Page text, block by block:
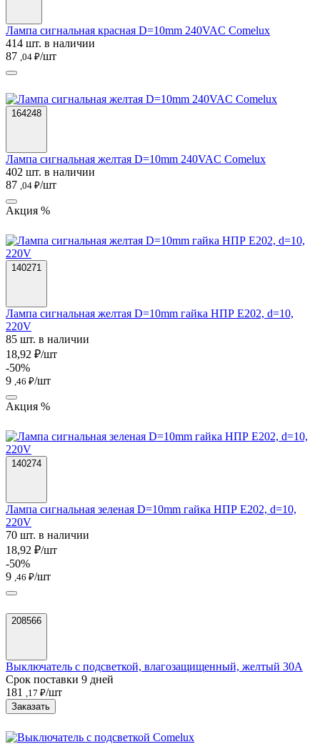
Лампа сигнальная красная D=10mm 240VAC Comelux
414 шт. в наличии
87 ,04 ₽/шт
164248
Лампа сигнальная желтая D=10mm 240VAC Comelux
402 шт. в наличии
87 ,04 ₽/шт
Акция %
140271
Лампа сигнальная желтая D=10mm гайка НПР E202, d=10,
220V
85 шт. в наличии
18,92 ₽/шт
-50%
9 ,46 ₽/шт
Акция %
140274
Лампа сигнальная зеленая D=10mm гайка НПР E202, d=10,
220V
70 шт. в наличии
18,92 ₽/шт
-50%
9 ,46 ₽/шт
208566
Выключатель с подсветкой, влагозащищенный, желтый 30А
Срок поставки 9 дней
181
,17 ₽/шт
Заказать